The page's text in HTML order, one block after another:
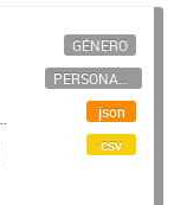
GÉNERO
PERSONAL CIENTÍFICO-TECNOLÓGICO
json
csv